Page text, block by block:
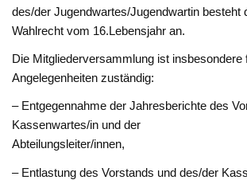
des/der Jugendwartes/Jugendwartin besteht
Wahlrecht vom 16.Lebensjahr an.
Die Mitgliederversammlung ist insbesondere
Angelegenheiten zuständig:
– Entgegennahme der Jahresberichte des
Kassenwartes/in und der
Abteilungsleiter/innen,
– Entlastung des Vorstands und des/der